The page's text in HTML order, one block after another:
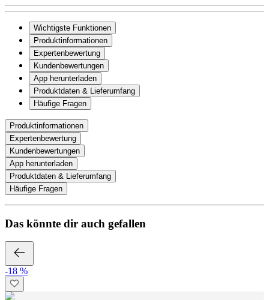
Wichtigste Funktionen
Produktinformationen
Expertenbewertung
Kundenbewertungen
App herunterladen
Produktdaten & Lieferumfang
Häufige Fragen
Produktinformationen
Expertenbewertung
Kundenbewertungen
App herunterladen
Produktdaten & Lieferumfang
Häufige Fragen
Das könnte dir auch gefallen
-18 %